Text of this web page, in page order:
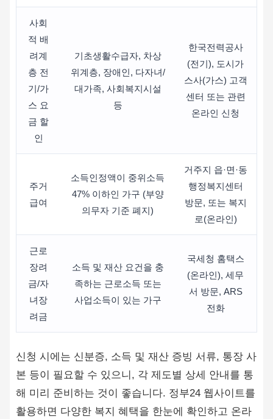
사회
적 배
려계
층 전
기/가
스 요
금 할
인
기초생활수급자, 차상
위계층, 장애인, 다자녀/
대가족, 사회복지시설
등
한국전력공사
(전기), 도시가
스사(가스) 고객
센터 또는 관련
온라인 신청
주거
급여
소득인정액이 중위소득
47% 이하인 가구 (부양
의무자 기준 폐지)
거주지 읍·면·동
행정복지센터
방문, 또는 복지
로(온라인)
근로
장려
금/자
녀장
려금
소득 및 재산 요건을 충
족하는 근로소득 또는
사업소득이 있는 가구
국세청 홈택스
(온라인), 세무
서 방문, ARS
전화
신청 시에는 신분증, 소득 및 재산 증빙 서류, 통장 사
본 등이 필요할 수 있으니, 각 제도별 상세 안내를 통
해 미리 준비하는 것이 좋습니다. 정부24 웹사이트를
활용하면 다양한 복지 혜택을 한눈에 확인하고 온라